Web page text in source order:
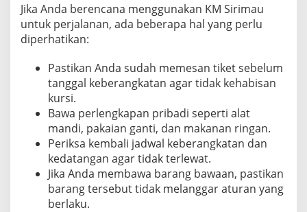
Jika Anda berencana menggunakan KM Sirimau
untuk perjalanan, ada beberapa hal yang perlu
diperhatikan:
Pastikan Anda sudah memesan tiket sebelum
tanggal keberangkatan agar tidak kehabisan
kursi.
Bawa perlengkapan pribadi seperti alat
mandi, pakaian ganti, dan makanan ringan.
Periksa kembali jadwal keberangkatan dan
kedatangan agar tidak terlewat.
Jika Anda membawa barang bawaan, pastikan
barang tersebut tidak melanggar aturan yang
berlaku.